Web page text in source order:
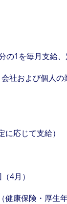
の1を毎月支給、
社および個人
応じて支給）
4月）
健康保険・厚生